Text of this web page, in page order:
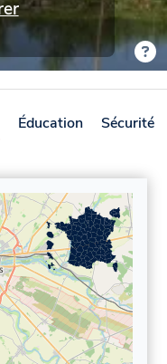
Éducation Sécurité